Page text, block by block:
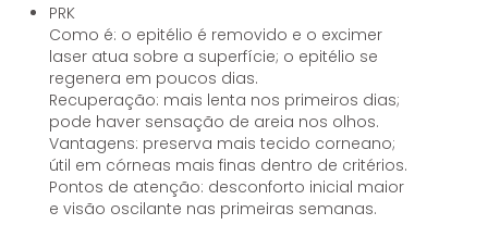
PRK
Como é: o epitélio é removido e o excimer
laser atua sobre a superfície; o epitélio se
regenera em poucos dias.
Recuperação: mais lenta nos primeiros dias;
pode haver sensação de areia nos olhos.
Vantagens: preserva mais tecido corneano;
útil em córneas mais finas dentro de critérios.
Pontos de atenção: desconforto inicial maior
e visão oscilante nas primeiras semanas.